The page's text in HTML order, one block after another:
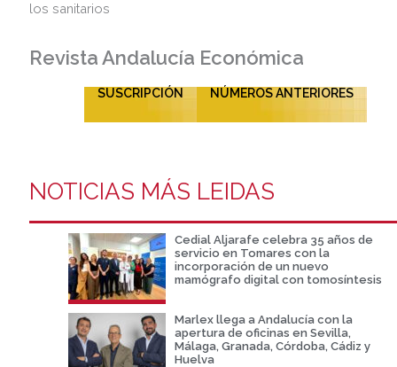
Revista Andalucía Económica
SUSCRIPCIÓN NÚMEROS ANTERIORES
NOTICIAS MÁS LEIDAS
Cedial Aljarafe celebra 35 años de
servicio en Tomares con la
incorporación de un nuevo
mamógrafo digital con tomosíntesis
Marlex llega a Andalucía con la
apertura de oficinas en Sevilla,
Málaga, Granada, Córdoba, Cádiz y
Huelva